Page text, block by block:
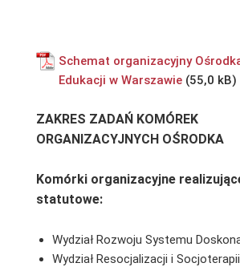
Schemat organizacyjny
Edukacji w Warszawie
ZAKRES ZADAŃ KOMÓREK
ORGANIZACYJNYCH OŚRODKA
Komórki organizacyjne
statutowe:
Wydział Rozwoju Systemu
Wydział Resocjalizacji i